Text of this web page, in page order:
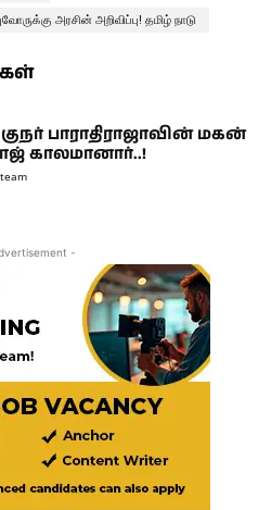
அரசின் அறிவிப்பு! தமிழ் நாடு
பாராதிராஜாவின் மகன்
காலமானார்..!
-